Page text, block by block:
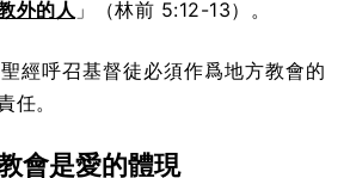
外的人 」（林前 5:12-13）。
經呼召基督徒必須作爲地方教會的
任。
會是愛的體現